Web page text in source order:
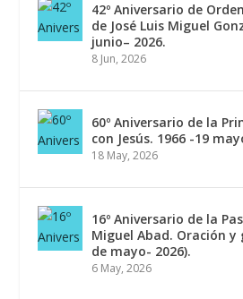
42º Aniversario de
de José Luis Miguel
junio– 2026.
8 Jun, 2026
60º Aniversario de la
con Jesús. 1966 -19
18 May, 2026
16º Aniversario de la
Miguel Abad. Oración
de mayo- 2026).
6 May, 2026